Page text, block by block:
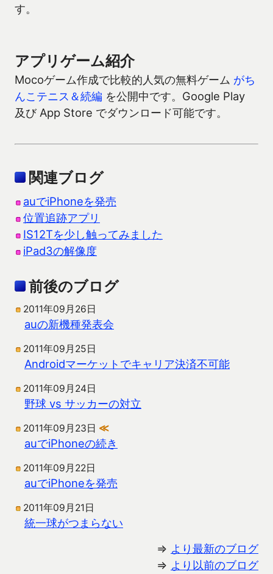
す。
アプリゲーム紹介
Mocoゲーム作成で比較的人気の無料ゲーム がち
んこテニス＆続編 を公開中です。Google Play
及び App Store でダウンロード可能です。
関連ブログ
auでiPhoneを発売
位置追跡アプリ
IS12Tを少し触ってみました
iPad3の解像度
前後のブログ
2011年09月26日
auの新機種発表会
2011年09月25日
Androidマーケットでキャリア決済不可能
2011年09月24日
野球 vs サッカーの対立
2011年09月23日 ≪
auでiPhoneの続き
2011年09月22日
auでiPhoneを発売
2011年09月21日
統一球がつまらない
⇒ より最新のブログ
⇒ より以前のブログ